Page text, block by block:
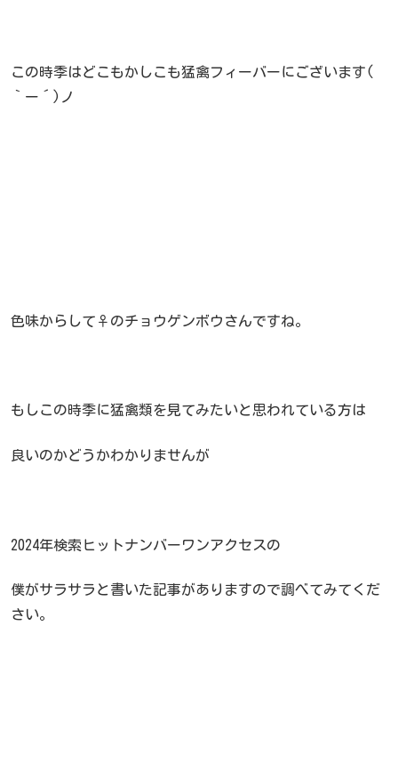
この時季はどこもかしこも猛禽フィーバーにございます(
｀ー´)ノ
色味からして♀のチョウゲンボウさんですね。
もしこの時季に猛禽類を見てみたいと思われている方は
良いのかどうかわかりませんが
2024年検索ヒットナンバーワンアクセスの
僕がサラサラと書いた記事がありますので調べてみてくだ
さい。